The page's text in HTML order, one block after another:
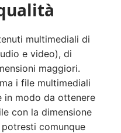
multimediali di
e video), di
maggiori.
i file multimediali
in modo da ottenere
con la dimensione
comunque